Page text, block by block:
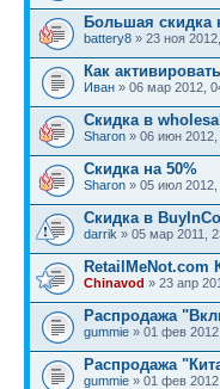
Большая скидка
battery8 » 23 ноя
Как
Иван » 06 мар 2012,
Скидка в
Sharon » 06 июн 2012,
Скидка на 50%
Sharon » 05 июл 2012,
Скидка в
darrik » 05 мар 2011,
RetailMeNot.com
Chinavod » 23 апр
Распродажа
gummie » 01 фев
Распродажа
gummie » 01 фев